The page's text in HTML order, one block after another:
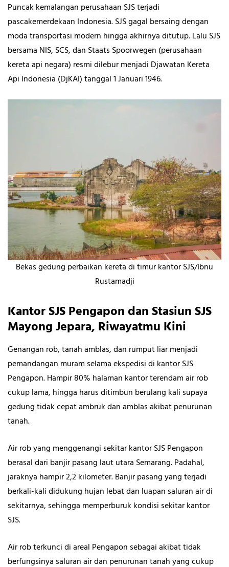
Puncak kemalangan perusahaan SJS terjadi
pascakemerdekaan Indonesia. SJS gagal bersaing dengan
moda transportasi modern hingga akhirnya ditutup. Lalu SJS
bersama NIS, SCS, dan Staats Spoorwegen (perusahaan
kereta api negara) resmi dilebur menjadi Djawatan Kereta
Api Indonesia (DjKAI) tanggal 1 Januari 1946.
Bekas gedung perbaikan kereta di timur kantor SJS/Ibnu
Rustamadji
Kantor SJS Pengapon dan Stasiun SJS
Mayong Jepara, Riwayatmu Kini
Genangan rob, tanah amblas, dan rumput liar menjadi
pemandangan muram selama ekspedisi di kantor SJS
Pengapon. Hampir 80% halaman kantor terendam air rob
cukup lama, hingga harus ditimbun berulang kali supaya
gedung tidak cepat ambruk dan amblas akibat penurunan
tanah.
Air rob yang menggenangi sekitar kantor SJS Pengapon
berasal dari banjir pasang laut utara Semarang. Padahal,
jaraknya hampir 2,2 kilometer. Banjir pasang yang terjadi
berkali-kali didukung hujan lebat dan luapan saluran air di
sekitarnya, sehingga memperburuk kondisi sekitar kantor
SJS.
Air rob terkunci di areal Pengapon sebagai akibat tidak
berfungsinya saluran air dan penurunan tanah yang cukup